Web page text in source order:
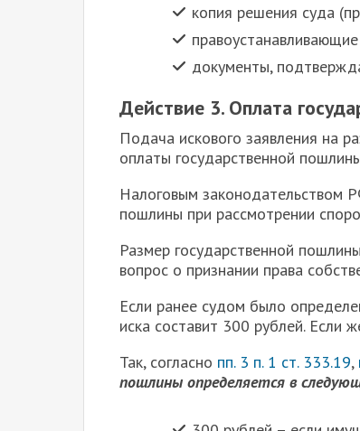
копия решения суда
документы,
Действие 3. Оплата
Подача искового заявления на
оплаты государственной
Налоговым законодательством
пошлины при рассмотрении
Размер государственной
вопрос о признании права
Если ранее судом было
иска составит 300 рублей. Если
Так, согласно пп. 3 п. 1 ст. 333.19,
пошлины определяется в